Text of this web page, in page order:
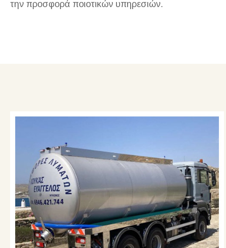
την προσφορά ποιοτικών υπηρεσιών.